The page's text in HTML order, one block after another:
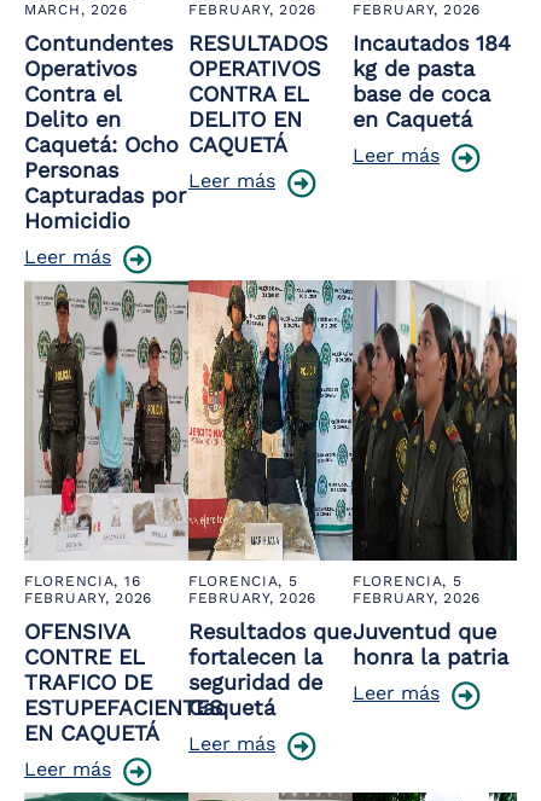
MARCH, 2026
Contundentes
Operativos
Contra el
Delito en
Caquetá: Ocho
Personas
Capturadas por
Homicidio
Leer más
FEBRUARY, 2026
RESULTADOS
OPERATIVOS
CONTRA EL
DELITO EN
CAQUETÁ
Leer más
FEBRUARY, 2026
Incautados 184
kg de pasta
base de coca
en Caquetá
Leer más
FLORENCIA, 16
FEBRUARY, 2026
OFENSIVA
CONTRE EL
TRAFICO DE
ESTUPEFACIENTES
EN CAQUETÁ
Leer más
FLORENCIA, 5
FEBRUARY, 2026
Resultados que
fortalecen la
seguridad de
Caquetá
Leer más
FLORENCIA, 5
FEBRUARY, 2026
Juventud que
honra la patria
Leer más